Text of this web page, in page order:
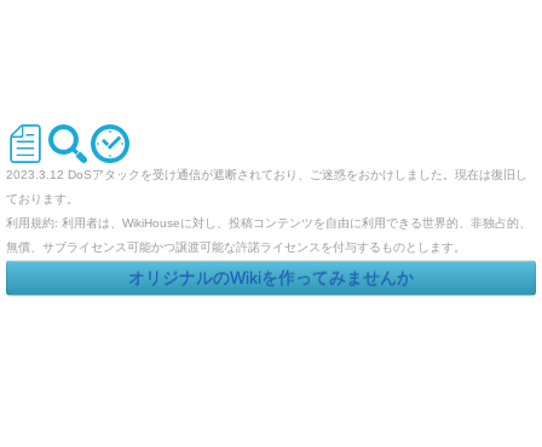
2023.3.12 DoSアタックを受け通信が遮断されており、ご迷惑をおかけしました。現在は復旧し
ております。
利用規約: 利用者は、WikiHouseに対し、投稿コンテンツを自由に利用できる世界的、非独占的、
無償、サブライセンス可能かつ譲渡可能な許諾ライセンスを付与するものとします。
オリジナルのWikiを作ってみませんか